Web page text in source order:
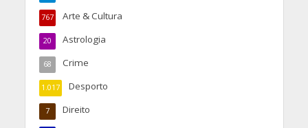
Arte & Cultura
767
Astrologia
20
Crime
68
Desporto
1.017
Direito
7